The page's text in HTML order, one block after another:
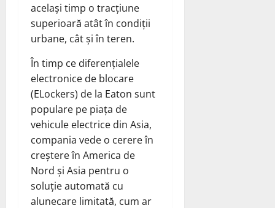
același timp o tracțiune
superioară atât în ​​condiții
urbane, cât și în teren.
În timp ce diferențialele
electronice de blocare
(ELockers) de la Eaton sunt
populare pe piața de
vehicule electrice din Asia,
compania vede o cerere în
creștere în America de
Nord și Asia pentru o
soluție automată cu
alunecare limitată, cum ar